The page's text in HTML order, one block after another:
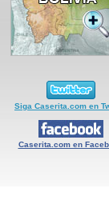
Siga Caserita.com en
Caserita.com en